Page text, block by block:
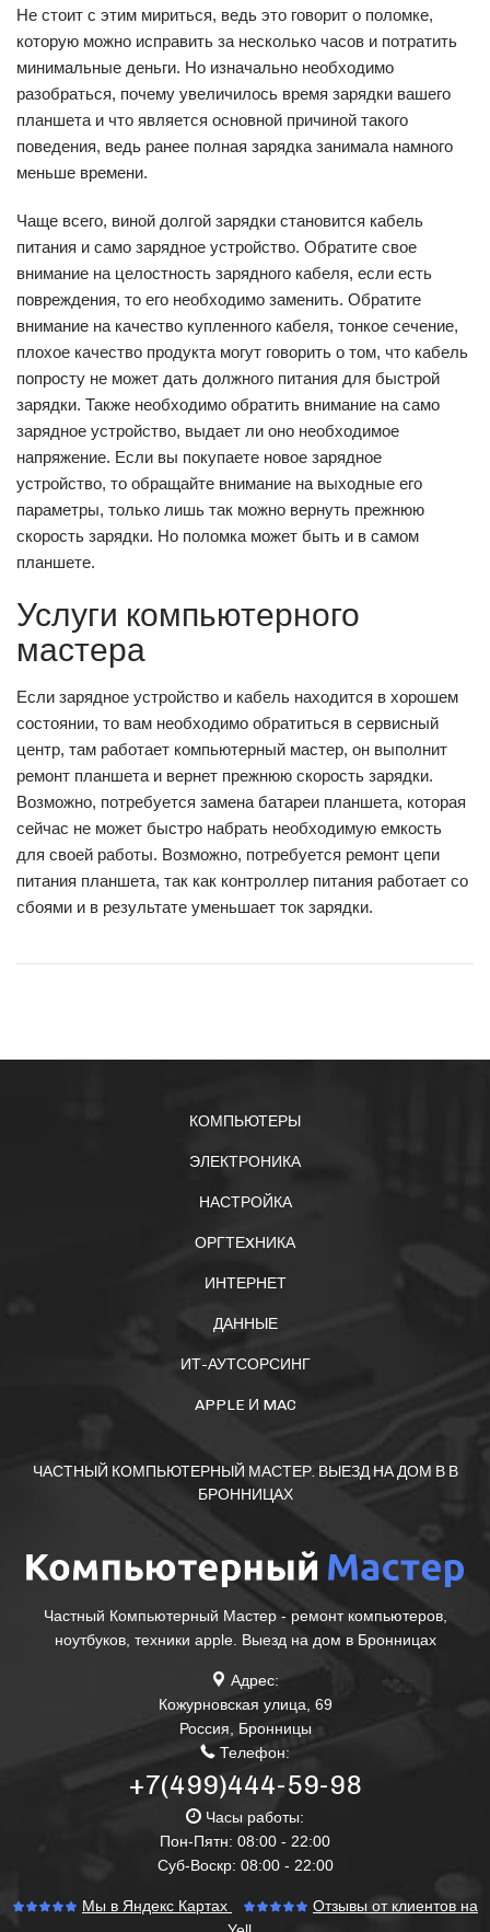
Не стоит с этим мириться, ведь это говорит о поломке,
которую можно исправить за несколько часов и потратить
минимальные деньги. Но изначально необходимо
разобраться, почему увеличилось время зарядки вашего
планшета и что является основной причиной такого
поведения, ведь ранее полная зарядка занимала намного
меньше времени.
Чаще всего, виной долгой зарядки становится кабель
питания и само зарядное устройство. Обратите свое
внимание на целостность зарядного кабеля, если есть
повреждения, то его необходимо заменить. Обратите
внимание на качество купленного кабеля, тонкое сечение,
плохое качество продукта могут говорить о том, что кабель
попросту не может дать должного питания для быстрой
зарядки. Также необходимо обратить внимание на само
зарядное устройство, выдает ли оно необходимое
напряжение. Если вы покупаете новое зарядное
устройство, то обращайте внимание на выходные его
параметры, только лишь так можно вернуть прежнюю
скорость зарядки. Но поломка может быть и в самом
планшете.
Услуги компьютерного
мастера
Если зарядное устройство и кабель находится в хорошем
состоянии, то вам необходимо обратиться в сервисный
центр, там работает компьютерный мастер, он выполнит
ремонт планшета и вернет прежнюю скорость зарядки.
Возможно, потребуется замена батареи планшета, которая
сейчас не может быстро набрать необходимую емкость
для своей работы. Возможно, потребуется ремонт цепи
питания планшета, так как контроллер питания работает со
сбоями и в результате уменьшает ток зарядки.
КОМПЬЮТЕРЫ
ЭЛЕКТРОНИКА
НАСТРОЙКА
ОРГТЕXНИКА
ИНТЕРНЕТ
ДАННЫЕ
ИТ-АУТСОРСИНГ
APPLE И MAC
ЧАСТНЫЙ КОМПЬЮТЕРНЫЙ МАСТЕР. ВЫЕЗД НА ДОМ В В
БРОННИЦАХ
Частный Компьютерный Мастер - ремонт компьютеров,
ноутбуков, техники apple. Выезд на дом в Бронницах
Адрес:
Кожурновская улица, 69
Россия, Бронницы
Телефон:
+7(499)444-59-98
Часы работы:
Пон-Пятн: 08:00 - 22:00
Суб-Воскр: 08:00 - 22:00
Мы в Яндекс Картах
Отзывы от клиентов на